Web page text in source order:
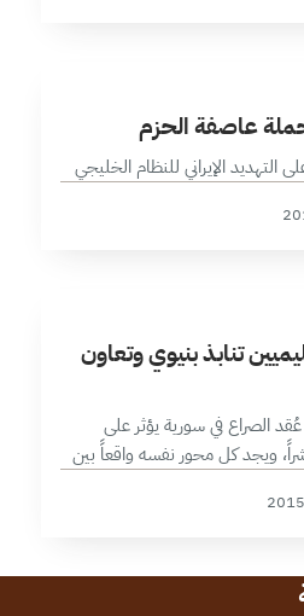
عاصفة الحزم
التهديد الإيراني للنظام الخليجي
تنابذ بنيوي وتعاون
الصراع في سورية يؤثر على
ويجد كل محور نفسه واقعاً بين
أخذ موقف ولو كان له…